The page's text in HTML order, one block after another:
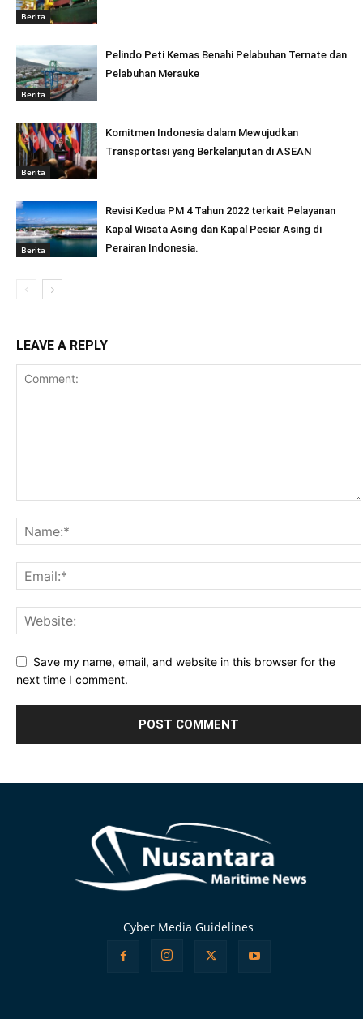
Berita
Berita
Pelindo Peti Kemas Benahi Pelabuhan Ternate dan
Pelabuhan Merauke
Berita
Komitmen Indonesia dalam Mewujudkan
Transportasi yang Berkelanjutan di ASEAN
Berita
Revisi Kedua PM 4 Tahun 2022 terkait Pelayanan
Kapal Wisata Asing dan Kapal Pesiar Asing di
Perairan Indonesia.
LEAVE A REPLY
Save my name, email, and website in this browser for the
next time I comment.
Cyber Media Guidelines